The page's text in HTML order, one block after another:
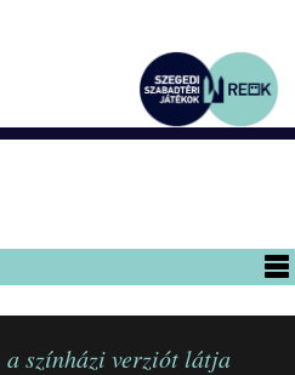
színházi verziót látja